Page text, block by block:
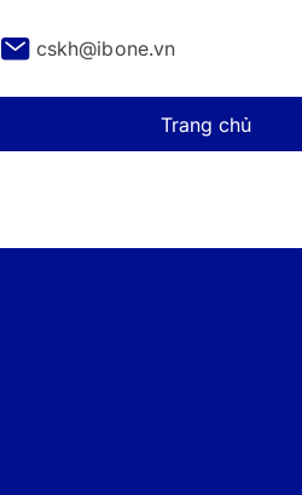
cskh@ibone.vn
Trang chủ